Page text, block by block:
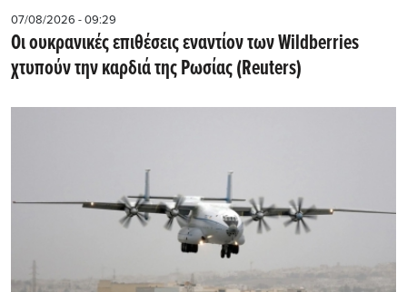
07/08/2026 - 09:29
Οι ουκρανικές επιθέσεις εναντίον των Wildberries
χτυπούν την καρδιά της Ρωσίας (Reuters)